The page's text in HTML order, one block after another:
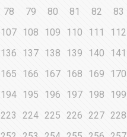
78 79 80 81 82 83
107 108 109 110 111 112
136 137 138 139 140 141
165 166 167 168 169 170
194 195 196 197 198 199
223 224 225 226 227 228